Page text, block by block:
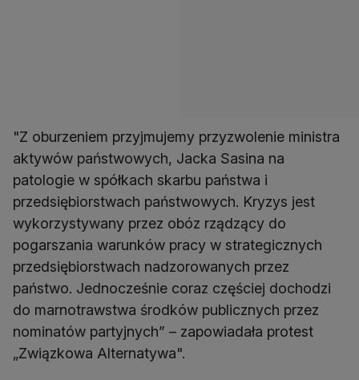
"Z oburzeniem przyjmujemy przyzwolenie ministra
aktywów państwowych, Jacka Sasina na
patologie w spółkach skarbu państwa i
przedsiębiorstwach państwowych. Kryzys jest
wykorzystywany przez obóz rządzący do
pogarszania warunków pracy w strategicznych
przedsiębiorstwach nadzorowanych przez
państwo. Jednocześnie coraz częściej dochodzi
do marnotrawstwa środków publicznych przez
nominatów partyjnych” – zapowiadała protest
„Związkowa Alternatywa".